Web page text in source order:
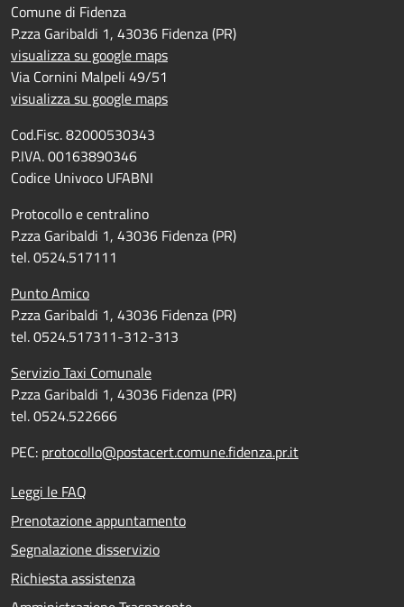
Comune di Fidenza
P.zza Garibaldi 1, 43036 Fidenza (PR)
visualizza su google maps
Via Cornini Malpeli 49/51
visualizza su google maps
Cod.Fisc. 82000530343
P.IVA. 00163890346
Codice Univoco UFABNI
Protocollo e centralino
P.zza Garibaldi 1, 43036 Fidenza (PR)
tel. 0524.517111
Punto Amico
P.zza Garibaldi 1, 43036 Fidenza (PR)
tel. 0524.517311-312-313
Servizio Taxi Comunale
P.zza Garibaldi 1, 43036 Fidenza (PR)
tel. 0524.522666
PEC: protocollo@postacert.comune.fidenza.pr.it
Leggi le FAQ
Prenotazione appuntamento
Segnalazione disservizio
Richiesta assistenza